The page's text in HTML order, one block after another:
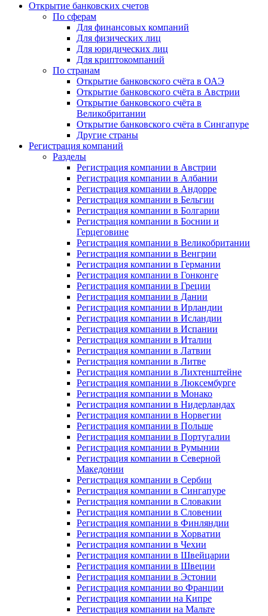
Открытие банковских счетов
По сферам
Для финансовых компаний
Для физических лиц
Для юридических лиц
Для криптокомпаний
По странам
Открытие банковского счёта в ОАЭ
Открытие банковского счёта в Австрии
Открытие банковского счёта в
Великобритании
Открытие банковского счёта в Сингапуре
Другие страны
Регистрация компаний
Разделы
Регистрация компании в Австрии
Регистрация компании в Албании
Регистрация компании в Андорре
Регистрация компании в Бельгии
Регистрация компании в Болгарии
Регистрация компании в Боснии и
Герцеговине
Регистрация компании в Великобритании
Регистрация компании в Венгрии
Регистрация компании в Германии
Регистрация компании в Гонконге
Регистрация компании в Греции
Регистрация компании в Дании
Регистрация компании в Ирландии
Регистрация компании в Исландии
Регистрация компании в Испании
Регистрация компании в Италии
Регистрация компании в Латвии
Регистрация компании в Литве
Регистрация компании в Лихтенштейне
Регистрация компании в Люксембурге
Регистрация компании в Монако
Регистрация компании в Нидерландах
Регистрация компании в Норвегии
Регистрация компании в Польше
Регистрация компании в Португалии
Регистрация компании в Румынии
Регистрация компании в Северной
Македонии
Регистрация компании в Сербии
Регистрация компании в Сингапуре
Регистрация компании в Словакии
Регистрация компании в Словении
Регистрация компании в Финляндии
Регистрация компании в Хорватии
Регистрация компании в Чехии
Регистрация компании в Швейцарии
Регистрация компании в Швеции
Регистрация компании в Эстонии
Регистрация компании во Франции
Регистрация компании на Кипре
Регистрация компании на Мальте